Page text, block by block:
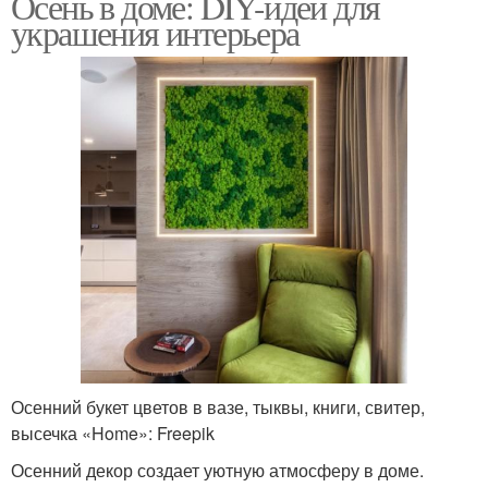
украшения интерьера
Осенний букет цветов в вазе, тыквы, книги, свитер,
высечка «Home»: Freepik
Осенний декор создает уютную атмосферу в доме.